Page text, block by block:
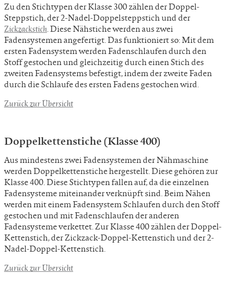
Zu den Stichtypen der Klasse 300 zählen der Doppel-
Steppstich, der 2-Nadel-Doppelsteppstich und der
Zickzackstich. Diese Nähstiche werden aus zwei
Fadensystemen angefertigt. Das funktioniert so: Mit dem
ersten Fadensystem werden Fadenschlaufen durch den
Stoff gestochen und gleichzeitig durch einen Stich des
zweiten Fadensystems befestigt, indem der zweite Faden
durch die Schlaufe des ersten Fadens gestochen wird.
Zurück zur Übersicht
Doppelkettenstiche (Klasse 400)
Aus mindestens zwei Fadensystemen der Nähmaschine
werden Doppelkettenstiche hergestellt. Diese gehören zur
Klasse 400. Diese Stichtypen fallen auf, da die einzelnen
Fadensysteme miteinander verknüpft sind. Beim Nähen
werden mit einem Fadensystem Schlaufen durch den Stoff
gestochen und mit Fadenschlaufen der anderen
Fadensysteme verkettet. Zur Klasse 400 zählen der Doppel-
Kettenstich, der Zickzack-Doppel-Kettenstich und der 2-
Nadel-Doppel-Kettenstich.
Zurück zur Übersicht